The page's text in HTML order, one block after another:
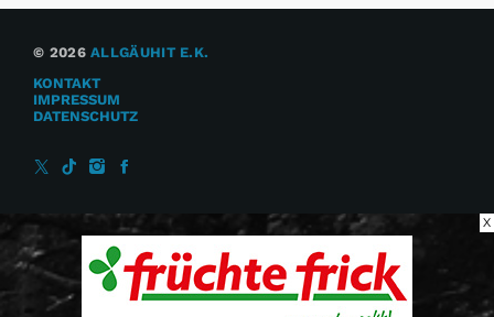
© 2026ALLGÄUHIT E.K.
KONTAKT
IMPRESSUM
DATENSCHUTZ
X